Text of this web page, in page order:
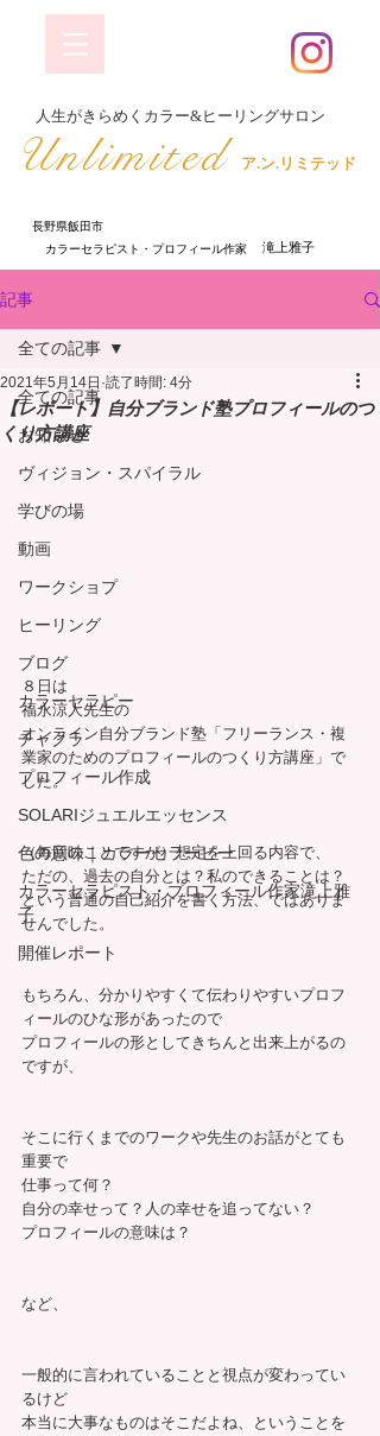
​人生がきらめくカラー&ヒーリングサロン
​Unlimited ア.ン.リミテッド
長野県飯田市
​カラーセラピスト・プロフィール作家
​ 滝上雅子
記事
全ての記事
お知らせ
ヴィジョン・スパイラル
学びの場
動画
ワークショプ
ヒーリング
ブログ
カラーセラピー
チャクラ
プロフィール作成
SOLARIジュエルエッセンス
色の意味｜カラーセラーピー
カラーセラピスト・プロフィール作家滝上雅
子
開催レポート
全ての記事
【レポート】自分ブランド塾プロフィールのつ
くり方講座
2021年5月14日 読了時間: 4分
８日は
福永涼人先生の
オンライン自分ブランド塾「フリーランス・複
業家のためのプロフィールのつくり方講座」で
した。
（毎回のことですが）想定を上回る内容で、
ただの、過去の自分とは？私のできることは？
という普通の自己紹介を書く方法、ではありま
せんでした。
もちろん、分かりやすくて伝わりやすいプロフ
ィールのひな形があったので
プロフィールの形としてきちんと出来上がるの
ですが、
そこに行くまでのワークや先生のお話がとても
重要で
仕事って何？
自分の幸せって？人の幸せを追ってない？
プロフィールの意味は？
など、
一般的に言われていることと視点が変わってい
るけど
本当に大事なものはそこだよね、ということを